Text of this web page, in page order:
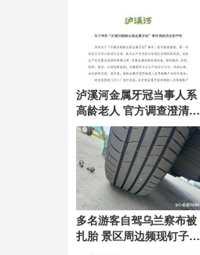
泸溪河金属牙冠当事人系
高龄老人 官方调查澄清真
相
多名游客自驾乌兰察布被
扎胎 景区周边频现钉子陷